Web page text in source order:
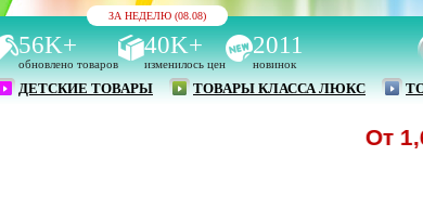
ЗА НЕДЕЛЮ (08.08)
56K+
обновлено товаров
40K+
изменилось цен
2011
новинок
ДЕТСКИЕ ТОВАРЫ ТОВАРЫ КЛАССА ЛЮКС
От 1,62